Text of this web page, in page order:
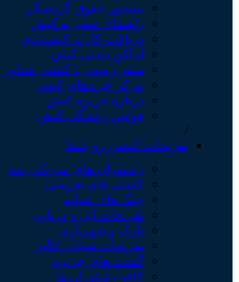
منشور حقوق گردشگر
راهنمای سفر به کیش
دریافت کارت کیشوندی
اماکن دیدنی کیش
سفر زمینی با کشتی شناور
مرکز خریدهای کیش
درباره جزیره کیش
قوانین رانندگی کیش
تفریحات کیشرزرو بلیط
رستوران های موزیک زنده
کشتی های تفریحی
جنگ های شبانه
تفریحات آبی و دریایی
پارک و شهربازی
تفریحات هیجان انگیز
گشت های جزیره
کافه رستوران ها